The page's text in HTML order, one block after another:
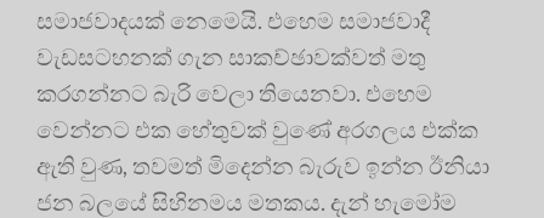
සමාජවාදයක් නෙමෙයි. එහෙම සමාජවාදී
වැඩසටහනක් ගැන සාකච්ඡාවක්වත් මතු
කරගන්නට බැරි වෙලා තියෙනවා. එහෙම
වෙන්නට එක හේතුවක් වුණේ අරගලය එක්ක
ඇති වුණ, තවමත් මිදෙන්න බැරුව ඉන්න ඊනියා
ජන බලයේ සිහිනමය මතකය. දැන් හැමෝම